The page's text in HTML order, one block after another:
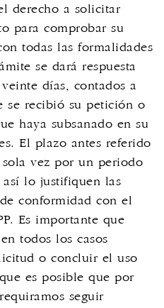
derecho a solicitar
para comprobar su
todas las formalidades
se dará respuesta
días, contados a
se recibió su petición o
haya subsanado en su
El plazo antes referido
vez por un periodo
lo justifiquen las
conformidad con el
Es importante que
todos los casos
o concluir el uso
es posible que por
seguir